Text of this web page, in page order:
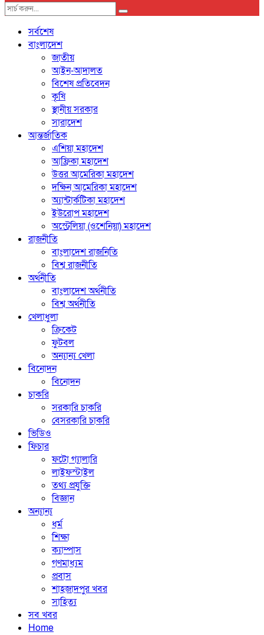
সর্বশেষ
বাংলাদেশ
জাতীয়
আইন-আদালত
বিশেষ প্রতিবেদন
কৃষি
স্থানীয় সরকার
সারাদেশ
আন্তর্জাতিক
এশিয়া মহাদেশ
আফ্রিকা মহাদেশ
উত্তর আমেরিকা মহাদেশ
দক্ষিন আমেরিকা মহাদেশ
অ্যান্টার্কটিকা মহাদেশ
ইউরোপ মহাদেশ
অস্ট্রেলিয়া (ওশেনিয়া) মহাদেশ
রাজনীতি
বাংলাদেশ রাজনিতি
বিশ্ব রাজনীতি
অর্থনীতি
বাংলাদেশ অর্থনীতি
বিশ্ব অর্থনীতি
খেলাধুলা
ক্রিকেট
ফুটবল
অন্যান্য খেলা
বিনোদন
বিনোদন
চাকরি
সরকারি চাকরি
বেসরকারি চাকরি
ভিডিও
ফিচার
ফটো গ্যালারি
লাইফস্টাইল
তথ্য প্রযুক্তি
বিজ্ঞান
অন্যান্য
ধর্ম
শিক্ষা
ক্যাম্পাস
গণমাধ্যম
প্রবাস
শাহজাদপুর খবর
সাহিত্য
সব খবর
Home